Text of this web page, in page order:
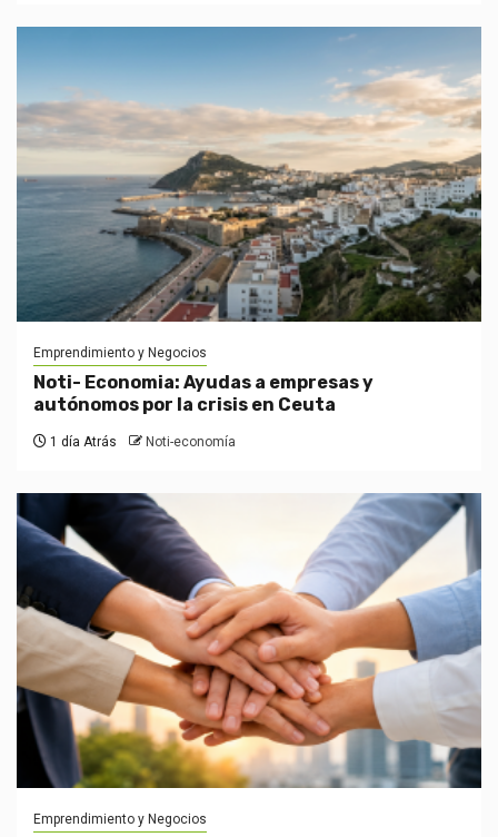
Emprendimiento y Negocios
Noti- Economia: Ayudas a empresas y
autónomos por la crisis en Ceuta
1 día Atrás Noti-economía
Emprendimiento y Negocios